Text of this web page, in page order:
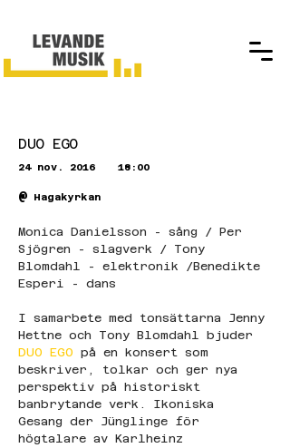
DUO EGO
24 nov. 2016 18:00
@ Hagakyrkan
Monica Danielsson - sång / Per
Sjögren - slagverk / Tony
Blomdahl - elektronik /Benedikte
Esperi - dans
I samarbete med tonsättarna Jenny
Hettne och Tony Blomdahl bjuder
DUO EGO på en konsert som
beskriver, tolkar och ger nya
perspektiv på historiskt
banbrytande verk. Ikoniska
Gesang der Jünglinge för
högtalare av Karlheinz